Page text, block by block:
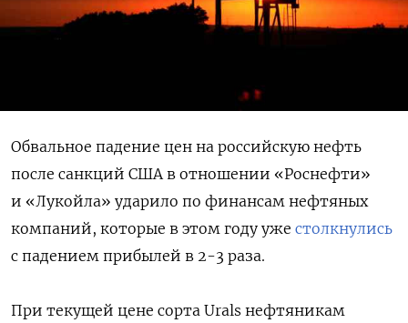
Обвальное падение цен на российскую нефть
после санкций США в отношении «Роснефти»
и «Лукойла» ударило по финансам нефтяных
компаний, которые в этом году уже столкнулись
с падением прибылей в 2-3 раза.
При текущей цене сорта Urals нефтяникам